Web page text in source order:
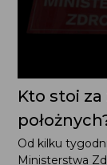
Kto stoi
Od kilku
Ministerstwa